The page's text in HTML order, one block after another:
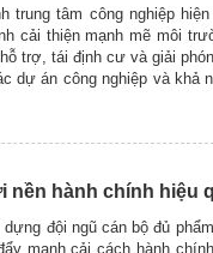
trung tâm công nghiệp
cải thiện mạnh mẽ môi
trợ, tái định cư và giải
dự án công nghiệp và khả
nền hành chính hiệu
đội ngũ cán bộ đủ
mạnh cải cách hành